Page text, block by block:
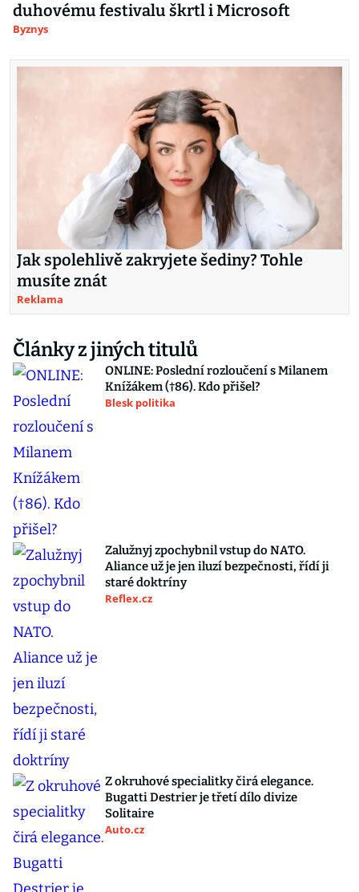
duhovému festivalu škrtl i Microsoft
Byznys
Jak spolehlivě zakryjete šediny? Tohle
musíte znát
Reklama
Články z jiných titulů
ONLINE: Poslední rozloučení s Milanem
Knížákem (†86). Kdo přišel?
Blesk politika
Zalužnyj zpochybnil vstup do NATO.
Aliance už je jen iluzí bezpečnosti, řídí ji
staré doktríny
Reflex.cz
Z okruhové specialitky čirá elegance.
Bugatti Destrier je třetí dílo divize
Solitaire
Auto.cz